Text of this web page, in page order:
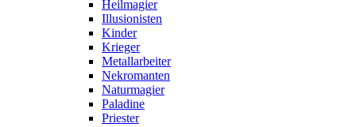
Heilmagier
Illusionisten
Kinder
Krieger
Metallarbeiter
Nekromanten
Naturmagier
Paladine
Priester